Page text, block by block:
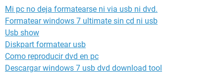
Mi pc no deja formatearse ni via usb ni dvd.
Formatear windows 7 ultimate sin cd ni usb
Usb show
Diskpart formatear usb
Como reproducir dvd en pc
Descargar windows 7 usb dvd download tool